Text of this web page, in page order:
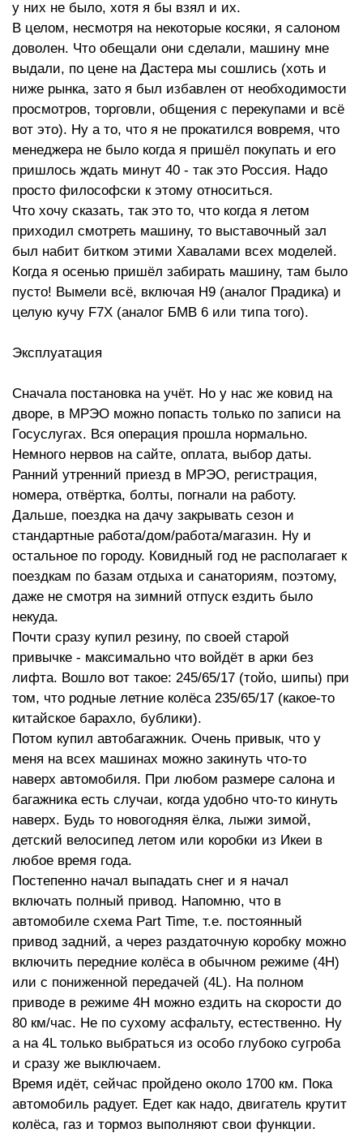
у них не было, хотя я бы взял и их.
В целом, несмотря на некоторые косяки, я салоном
доволен. Что обещали они сделали, машину мне
выдали, по цене на Дастера мы сошлись (хоть и
ниже рынка, зато я был избавлен от необходимости
просмотров, торговли, общения с перекупами и всё
вот это). Ну а то, что я не прокатился вовремя, что
менеджера не было когда я пришёл покупать и его
пришлось ждать минут 40 - так это Россия. Надо
просто философски к этому относиться.
Что хочу сказать, так это то, что когда я летом
приходил смотреть машину, то выставочный зал
был набит битком этими Хавалами всех моделей.
Когда я осенью пришёл забирать машину, там было
пусто! Вымели всё, включая H9 (аналог Прадика) и
целую кучу F7X (аналог БМВ 6 или типа того).
Эксплуатация
Сначала постановка на учёт. Но у нас же ковид на
дворе, в МРЭО можно попасть только по записи на
Госуслугах. Вся операция прошла нормально.
Немного нервов на сайте, оплата, выбор даты.
Ранний утренний приезд в МРЭО, регистрация,
номера, отвёртка, болты, погнали на работу.
Дальше, поездка на дачу закрывать сезон и
стандартные работа/дом/работа/магазин. Ну и
остальное по городу. Ковидный год не располагает к
поездкам по базам отдыха и санаториям, поэтому,
даже не смотря на зимний отпуск ездить было
некуда.
Почти сразу купил резину, по своей старой
привычке - максимально что войдёт в арки без
лифта. Вошло вот такое: 245/65/17 (тойо, шипы) при
том, что родные летние колёса 235/65/17 (какое-то
китайское барахло, бублики).
Потом купил автобагажник. Очень привык, что у
меня на всех машинах можно закинуть что-то
наверх автомобиля. При любом размере салона и
багажника есть случаи, когда удобно что-то кинуть
наверх. Будь то новогодняя ёлка, лыжи зимой,
детский велосипед летом или коробки из Икеи в
любое время года.
Постепенно начал выпадать снег и я начал
включать полный привод. Напомню, что в
автомобиле схема Part Time, т.е. постоянный
привод задний, а через раздаточную коробку можно
включить передние колёса в обычном режиме (4H)
или с пониженной передачей (4L). На полном
приводе в режиме 4H можно ездить на скорости до
80 км/час. Не по сухому асфальту, естественно. Ну
а на 4L только выбраться из особо глубоко сугроба
и сразу же выключаем.
Время идёт, сейчас пройдено около 1700 км. Пока
автомобиль радует. Едет как надо, двигатель крутит
колёса, газ и тормоз выполняют свои функции.